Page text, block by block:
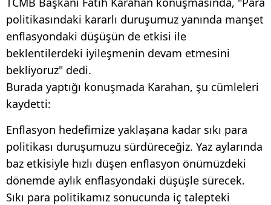
politikasındaki kararlı duruşumuz yanında manşet
enflasyondaki düşüşün de etkisi ile
beklentilerdeki iyileşmenin devam etmesini
bekliyoruz" dedi.
Burada yaptığı konuşmada Karahan, şu cümleleri
kaydetti:
Enflasyon hedefimize yaklaşana kadar sıkı para
politikası duruşumuzu sürdüreceğiz. Yaz aylarında
baz etkisiyle hızlı düşen enflasyon önümüzdeki
dönemde aylık enflasyondaki düşüşle sürecek.
Sıkı para politikamız sonucunda iç talepteki